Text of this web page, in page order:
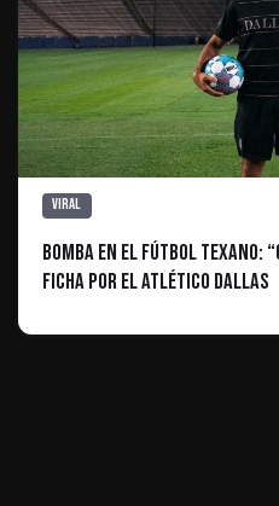
Viral
Bomba en el fútbol texano:
ficha por el Atlético Dallas